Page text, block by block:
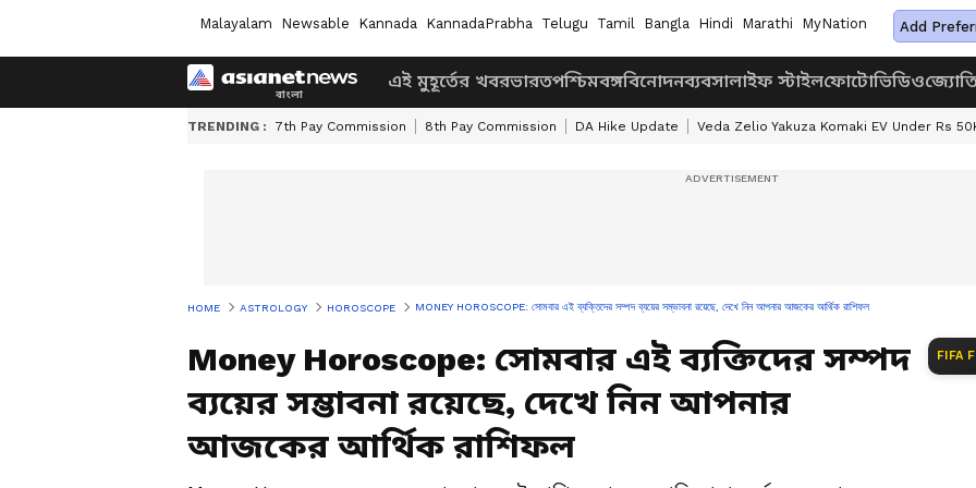
Malayalam Newsable Kannada KannadaPrabha Telugu Tamil Bangla Hindi Marathi MyNation Add
এই মুহূর্তের খবরভারতপশ্চিমবঙ্গবিনোদনব্যবসালাইফ স্টাইলফোটোভিডিও
TRENDING : 7th Pay Commission 8th Pay Commission DA Hike Update Veda Zelio Yakuza Komaki EV Under Rs
HOME ASTROLOGY HOROSCOPE MONEY HOROSCOPE: সোমবার এই ব্যক্তিদের সম্পদ ব্যয়ের সম্ভাবনা রয়েছে, দেখে নিন আপনার আজকের আর্থিক রাশিফল
Money Horoscope: সোমবার এই ব্যক্তিদের সম্পদ
ব্যয়ের সম্ভাবনা রয়েছে, দেখে নিন আপনার
আজকের আর্থিক রাশিফল
FIFA